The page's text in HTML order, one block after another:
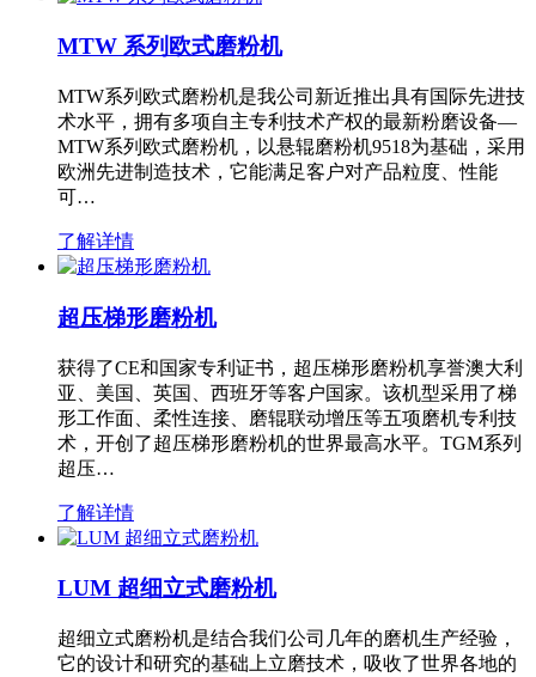
MTW 系列欧式磨粉机
MTW系列欧式磨粉机是我公司新近推出具有国际先进技
术水平，拥有多项自主专利技术产权的最新粉磨设备—
MTW系列欧式磨粉机，以悬辊磨粉机9518为基础，采用
欧洲先进制造技术，它能满足客户对产品粒度、性能
可…
了解详情
超压梯形磨粉机
获得了CE和国家专利证书，超压梯形磨粉机享誉澳大利
亚、美国、英国、西班牙等客户国家。该机型采用了梯
形工作面、柔性连接、磨辊联动增压等五项磨机专利技
术，开创了超压梯形磨粉机的世界最高水平。TGM系列
超压…
了解详情
LUM 超细立式磨粉机
超细立式磨粉机是结合我们公司几年的磨机生产经验，
它的设计和研究的基础上立磨技术，吸收了世界各地的